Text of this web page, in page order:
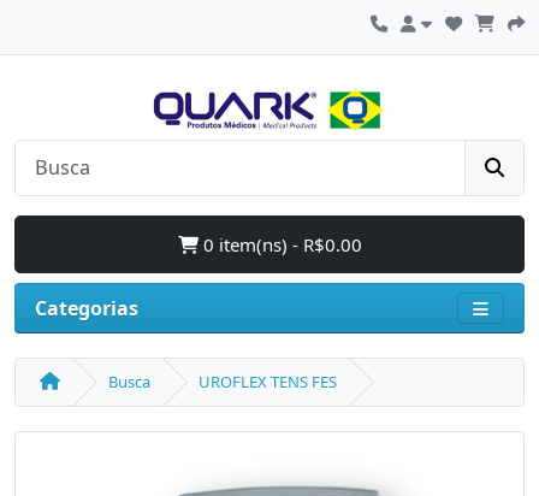
0 item(ns) - R$0.00
Categorias
Busca UROFLEX TENS FES